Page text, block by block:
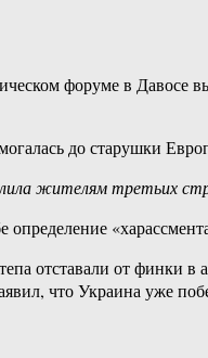
форуме в Давосе
до старушки
жителям третьих
определение
отставали от финки
что Украина уже